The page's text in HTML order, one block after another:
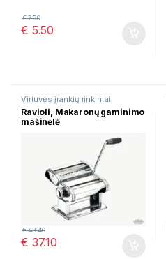
€ 5.50
€7.50
Virtuvės įrankių rinkiniai
Ravioli, Makaronų gaminimo
mašinėlė
€ 37.10
€43.40